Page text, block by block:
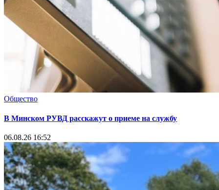
Общество
В Минском РУВД расскажут о приеме на службу
06.08.26 16:52